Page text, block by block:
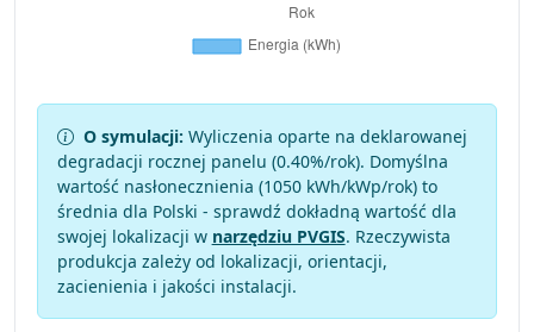
O symulacji: Wyliczenia oparte na deklarowanej
degradacji rocznej panelu (0.40%/rok). Domyślna
wartość nasłonecznienia (1050 kWh/kWp/rok) to
średnia dla Polski - sprawdź dokładną wartość dla
swojej lokalizacji w narzędziu PVGIS. Rzeczywista
produkcja zależy od lokalizacji, orientacji,
zacienienia i jakości instalacji.